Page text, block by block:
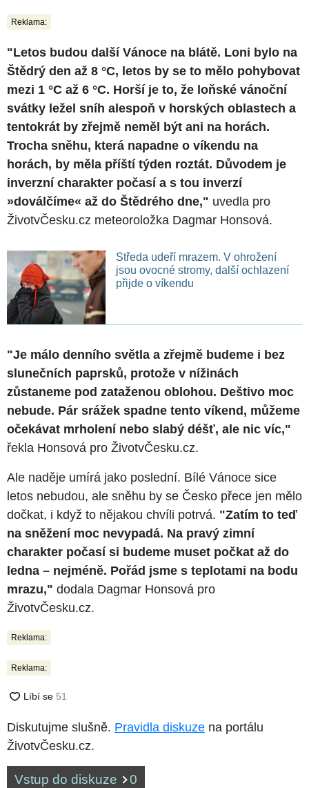
Reklama:
"Letos budou další Vánoce na blátě. Loni bylo na
Štědrý den až 8 °C, letos by se to mělo pohybovat
mezi 1 °C až 6 °C. Horší je to, že loňské vánoční
svátky ležel sníh alespoň v horských oblastech a
tentokrát by zřejmě neměl být ani na horách.
Trocha sněhu, která napadne o víkendu na
horách, by měla příští týden roztát. Důvodem je
inverzní charakter počasí a s tou inverzí
»doválčíme« až do Štědrého dne," uvedla pro
ŽivotvČesku.cz meteoroložka Dagmar Honsová.
Středa udeří mrazem. V ohrožení
jsou ovocné stromy, další ochlazení
přijde o víkendu
"Je málo denního světla a zřejmě budeme i bez
slunečních paprsků, protože v nížinách
zůstaneme pod zataženou oblohou. Deštivo moc
nebude. Pár srážek spadne tento víkend, můžeme
očekávat mrholení nebo slabý déšť, ale nic víc,"
řekla Honsová pro ŽivotvČesku.cz.
Ale naděje umírá jako poslední. Bílé Vánoce sice
letos nebudou, ale sněhu by se Česko přece jen mělo
dočkat, i když to nějakou chvíli potrvá. "Zatím to teď
na sněžení moc nevypadá. Na pravý zimní
charakter počasí si budeme muset počkat až do
ledna – nejméně. Pořád jsme s teplotami na bodu
mrazu," dodala Dagmar Honsová pro
ŽivotvČesku.cz.
Reklama:
Reklama:
Diskutujme slušně. Pravidla diskuze na portálu
ŽivotvČesku.cz.
Vstup do diskuze 0